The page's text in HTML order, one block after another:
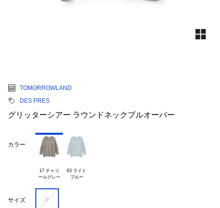
TOMORROWLAND
DES PRES
グリッターシアー ラウンドネックプルオーバー
カラー
17 チャコ
ールグレー
63 ライト
ブルー
サイズ F